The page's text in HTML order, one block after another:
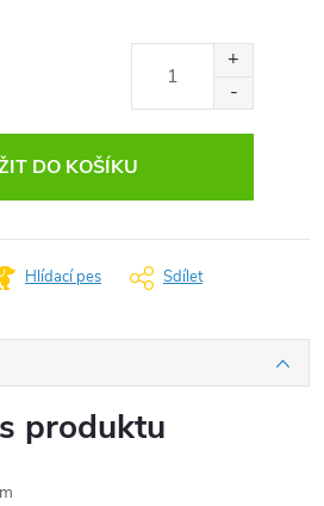
DO KOŠÍKU
Hlídací pes Sdílet
produktu